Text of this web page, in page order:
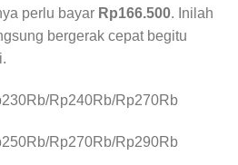
perlu bayar Rp166.500. Inilah
bergerak cepat begitu
Rp240Rb/Rp270Rb
Rp270Rb/Rp290Rb